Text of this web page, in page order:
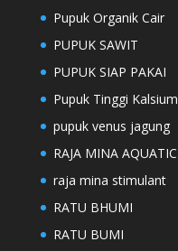
Pupuk Organik Cair
PUPUK SAWIT
PUPUK SIAP PAKAI
Pupuk Tinggi Kalsium
pupuk venus jagung
RAJA MINA AQUATIC
raja mina stimulant
RATU BHUMI
RATU BUMI